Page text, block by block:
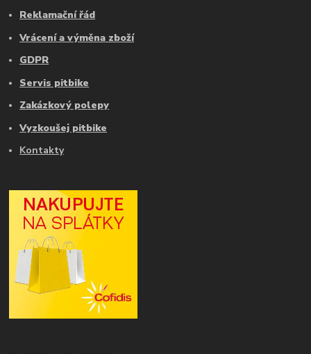
Reklamační řád
Vrácení a výměna zboží
GDPR
Servis pitbike
Zakázkový polepy
Vyzkoušej pitbike
Kontakty